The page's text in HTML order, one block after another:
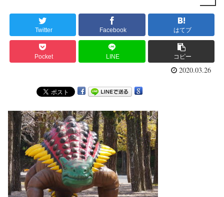
Twitter Facebook はてブ
Pocket LINE コピー
2020.03.26